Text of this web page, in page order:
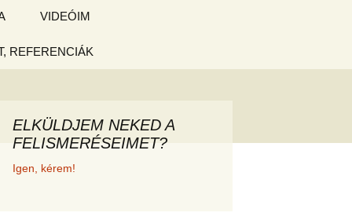
BOLT
VIDEÓIM
REFERENCIÁK
az új
és
ELKÜLDJEM NEKED A
FELISMERÉSEIMET?
Igen, kérem!